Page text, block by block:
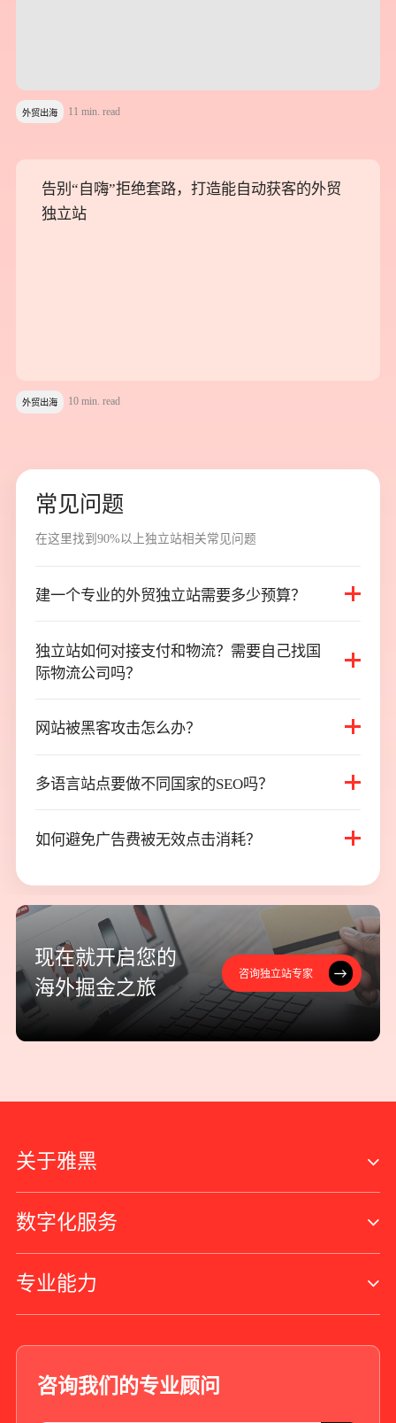
外贸出海 11 min. read
告别“自嗨”拒绝套路，打造能自动获客的外贸
独立站
告别“自嗨”拒绝套路，打造能自动获客的外贸
独立站
外贸出海 10 min. read
常见问题
在这里找到90%以 上独立站相 关常 见问题
建一个专业的外贸独立站需要多少预算？
建一个专业的外贸独立站需要多少预算？
独立站如何对接支付和物流？需要自己找国
际物流公司吗？
独立站如何对接支付和物流？需要自己找国
际物流公司吗？
网站被黑客攻击怎么办？
网站被黑客攻击怎么办？
多语言站点要做不同国家的SEO吗？
多语言站点要做不同国家的SEO吗？
如何避免广告费被无效点击消耗？
如何避免广告费被无效点击消耗？
现在就开启您的
海外掘金之旅
咨询独立站专家 咨询独立站专家
关于雅黑
数字化服务
专业能力
咨询我们的专业顾问